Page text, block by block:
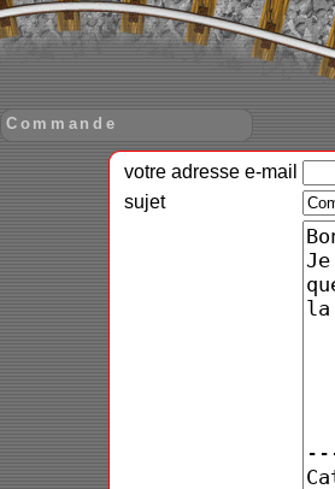
Commande
votre adresse e-mail
sujet